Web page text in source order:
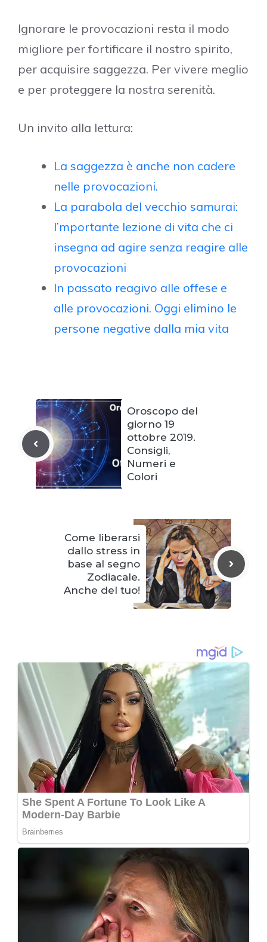
Ignorare le provocazioni resta il modo
migliore per fortificare il nostro spirito,
per acquisire saggezza. Per vivere meglio
e per proteggere la nostra serenità.
Un invito alla lettura:
La saggezza è anche non cadere
nelle provocazioni.
La parabola del vecchio samurai:
l’mportante lezione di vita che ci
insegna ad agire senza reagire alle
provocazioni
In passato reagivo alle offese e
alle provocazioni. Oggi elimino le
persone negative dalla mia vita
Oroscopo del
giorno 19
ottobre 2019.
Consigli,
Numeri e
Colori
Come liberarsi
dallo stress in
base al segno
Zodiacale.
Anche del tuo!